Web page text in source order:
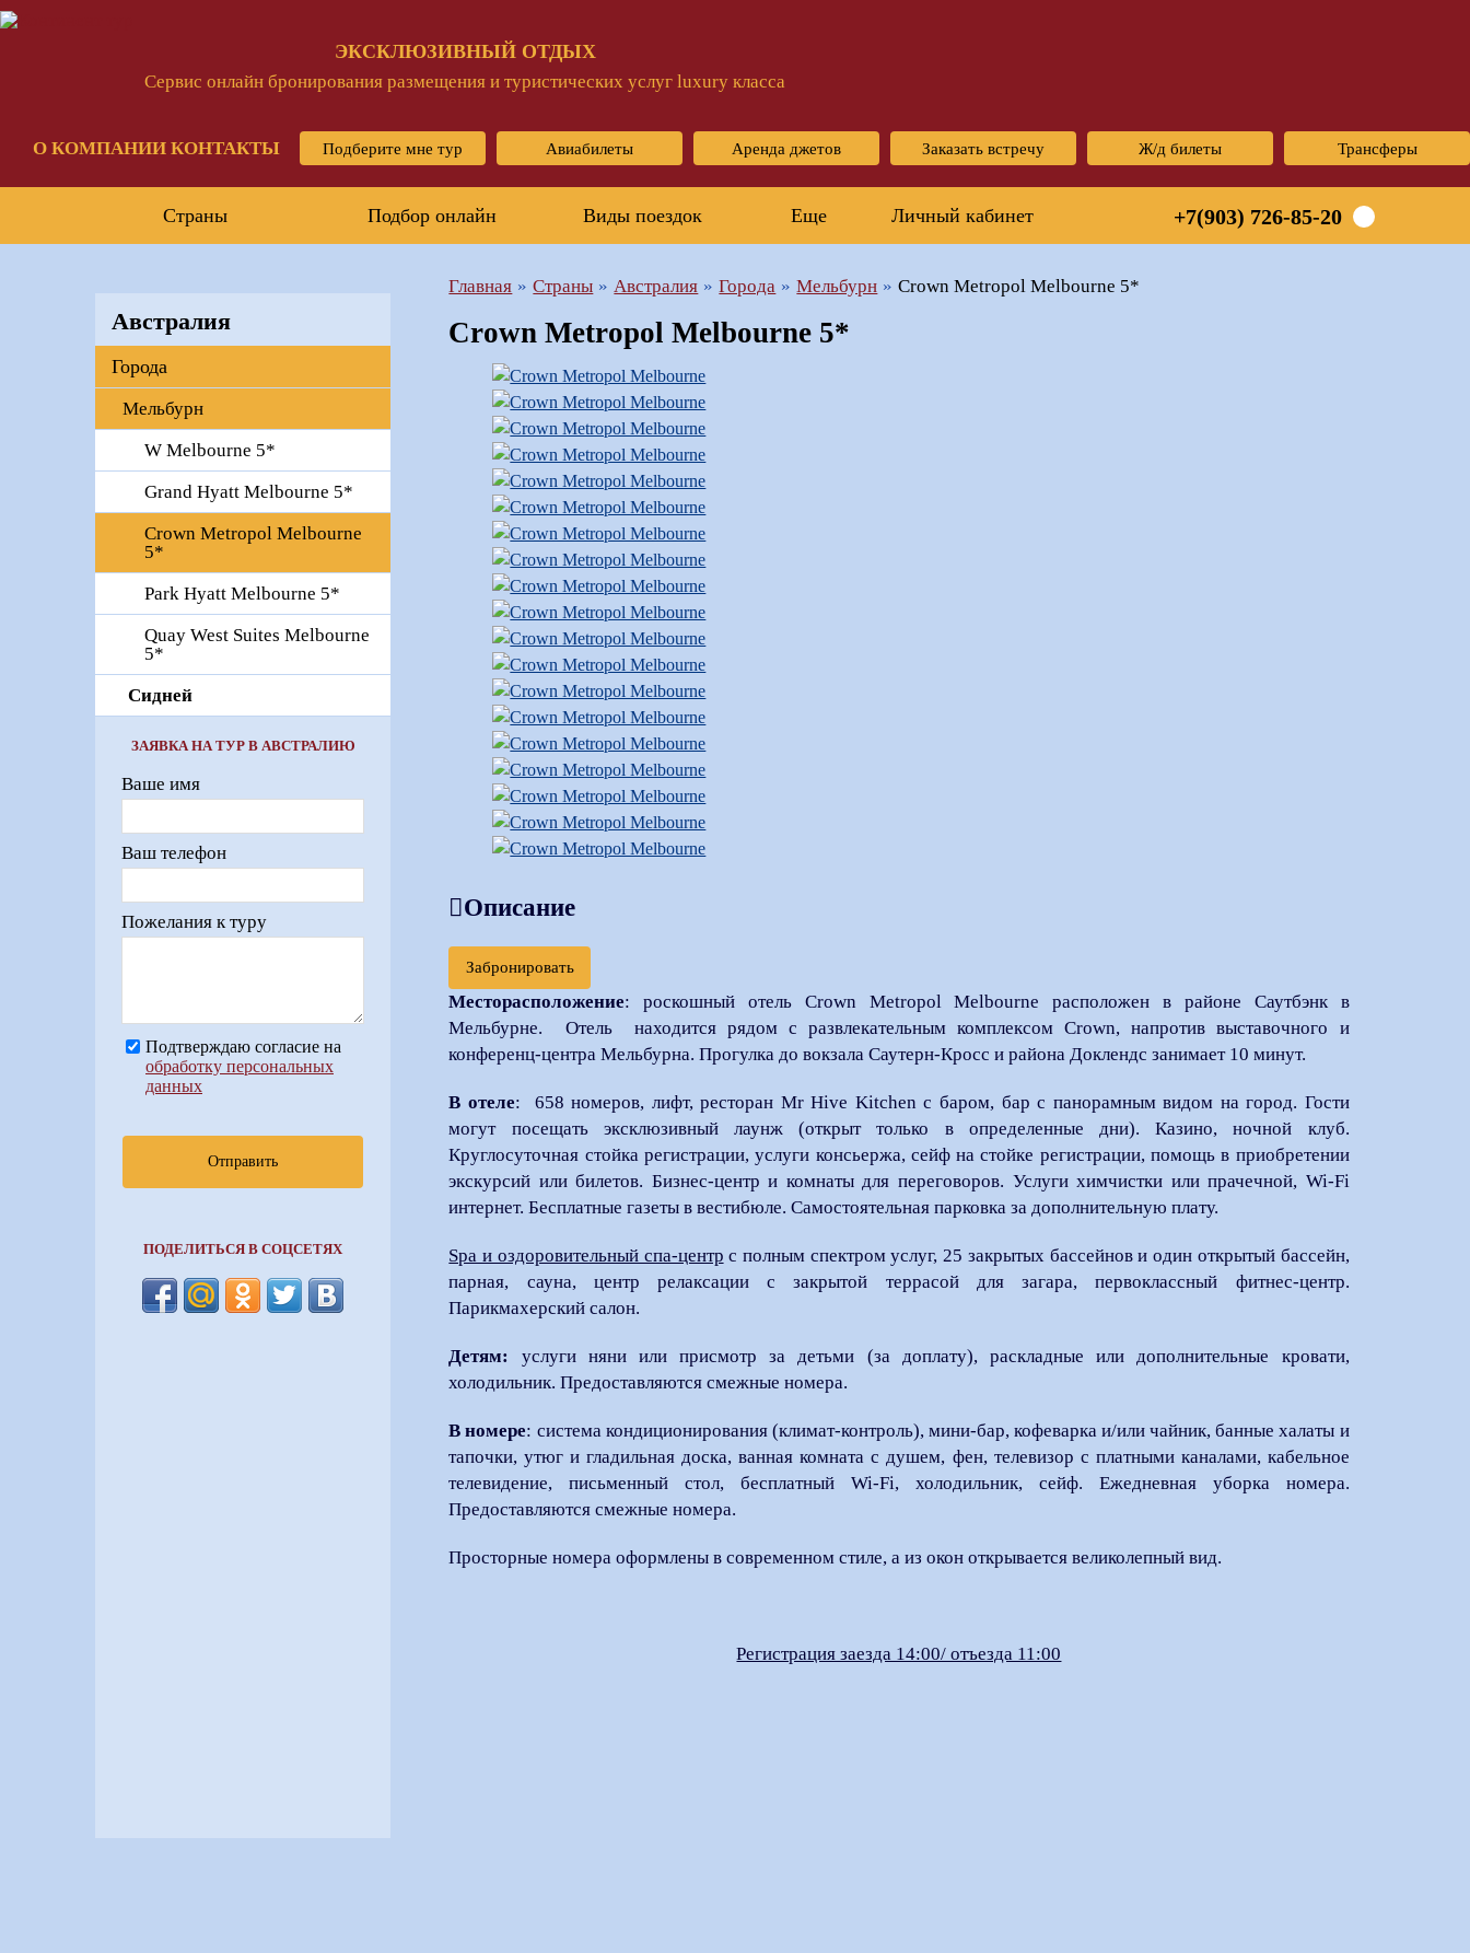
ЭКСКЛЮЗИВНЫЙ ОТДЫХ
Сервис онлайн бронирования размещения и туристических услуг luxury класса
О КОМПАНИИ КОНТАКТЫ Подберите мне тур Авиабилеты Аренда джетов Заказать встречу Ж/д билеты Трансферы
Страны Подбор онлайн Виды поездок Еще Личный кабинет +7(903) 726-85-20
Главная Страны Австралия Города Мельбурн Crown Metropol Melbourne 5*
Crown Metropol Melbourne 5*
Описание
Забронировать
Месторасположение: роскошный отель Crown Metropol Melbourne расположен в районе Саутбэнк в
Мельбурне. Отель находится рядом с развлекательным комплексом Crown, напротив выставочного и
конференц-центра Мельбурна. Прогулка до вокзала Саутерн-Кросс и района Доклендс занимает 10 минут.
В отеле: 658 номеров, лифт, ресторан Mr Hive Kitchen с баром, бар с панорамным видом на город. Гости
могут посещать эксклюзивный лаунж (открыт только в определенные дни). Казино, ночной клуб.
Круглосуточная стойка регистрации, услуги консьержа, сейф на стойке регистрации, помощь в приобретении
экскурсий или билетов. Бизнес-центр и комнаты для переговоров. Услуги химчистки или прачечной, Wi-Fi
интернет. Бесплатные газеты в вестибюле. Самостоятельная парковка за дополнительную плату.
Spa и оздоровительный спа-центр с полным спектром услуг, 25 закрытых бассейнов и один открытый бассейн,
парная, сауна, центр релаксации с закрытой террасой для загара, первоклассный фитнес-центр.
Парикмахерский салон.
Детям: услуги няни или присмотр за детьми (за доплату), раскладные или дополнительные кровати,
холодильник. Предоставляются смежные номера.
В номере: система кондиционирования (климат-контроль), мини-бар, кофеварка и/или чайник, банные халаты и
тапочки, утюг и гладильная доска, ванная комната с душем, фен, телевизор с платными каналами, кабельное
телевидение, письменный стол, бесплатный Wi-Fi, холодильник, сейф. Ежедневная уборка номера.
Предоставляются смежные номера.
Просторные номера оформлены в современном стиле, а из окон открывается великолепный вид.
Регистрация заезда 14:00/ отъезда 11:00
Австралия
Города
Мельбурн
W Melbourne 5*
Grand Hyatt Melbourne 5*
Crown Metropol Melbourne
5*
Park Hyatt Melbourne 5*
Quay West Suites Melbourne
5*
Сидней
ЗАЯВКА НА ТУР В АВСТРАЛИЮ
Ваше имя
Ваш телефон
Пожелания к туру
Подтверждаю согласие на
обработку персональных
данных
Отправить
ПОДЕЛИТЬСЯ В СОЦСЕТЯХ